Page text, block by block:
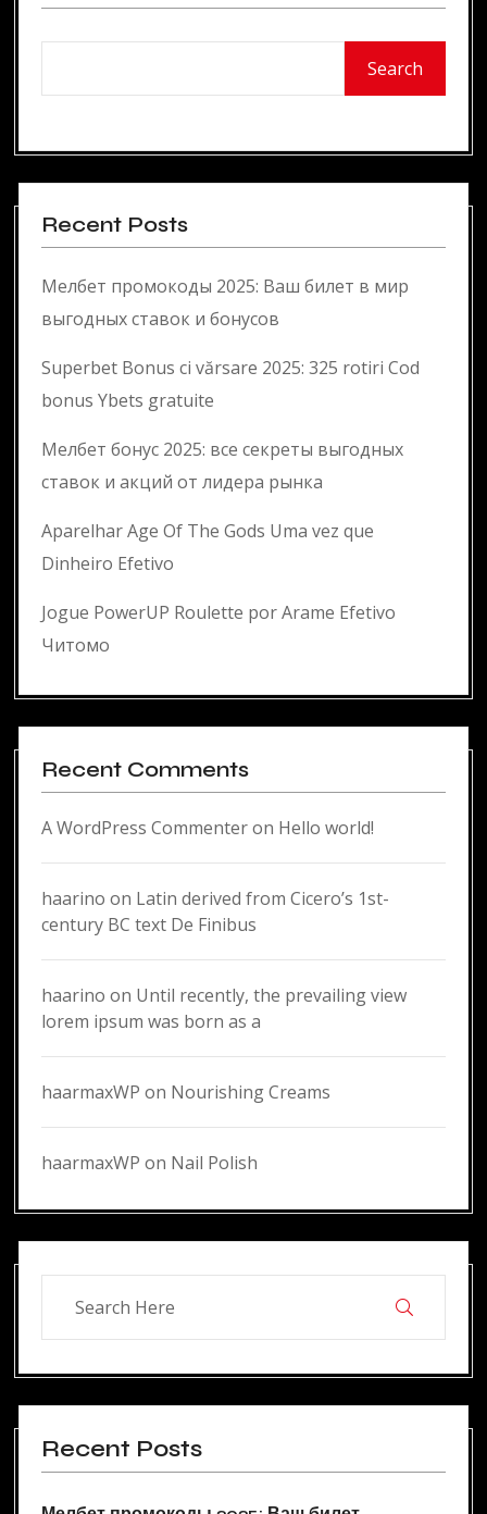
Search
Recent Posts
Мелбет промокоды 2025: Ваш билет в мир
выгодных ставок и бонусов
Superbet Bonus ci vărsare 2025: 325 rotiri Cod
bonus Ybets gratuite
Мелбет бонус 2025: все секреты выгодных
ставок и акций от лидера рынка
Aparelhar Age Of The Gods Uma vez que
Dinheiro Efetivo
Jogue PowerUP Roulette por Arame Efetivo
Читомо
Recent Comments
A WordPress Commenteron Hello world!
haarino on Latin derived from Cicero’s 1st-
century BC text De Finibus
haarino on Until recently, the prevailing view
lorem ipsum was born as a
haarmaxWP on Nourishing Creams
haarmaxWP on Nail Polish
Recent Posts